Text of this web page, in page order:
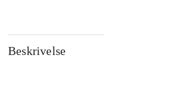
Beskrivelse